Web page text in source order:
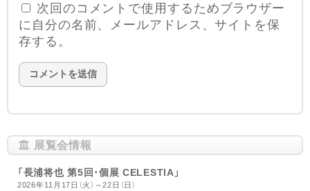
次回のコメントで使用するためブラウザー
に自分の名前、メールアドレス、サイトを保
存する。
展覧会情報
「長浦将也 第5回･個展 CELESTIA」
2026年11月17日（火）～22日（日）